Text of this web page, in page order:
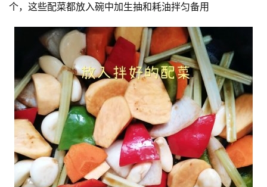
个，这些配菜都放入碗中加生抽和耗油拌匀备用